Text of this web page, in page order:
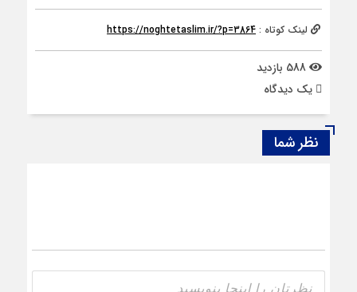
لینک کوتاه : https://noghtetaslim.ir/?p=3864
يک دیدگاه
نظر شما